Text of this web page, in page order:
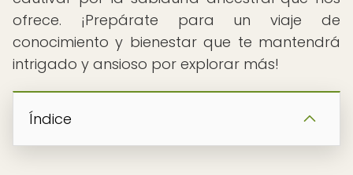
ofrece. ¡Prepárate para un viaje de
conocimiento y bienestar que te mantendrá
intrigado y ansioso por explorar más!
Índice